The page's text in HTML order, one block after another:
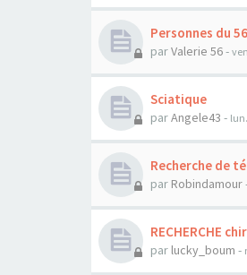
Personnes du 56
parValerie 56-
Sciatique
parAngele43 -
Recherche de
par Robindamour
RECHERCHE
par lucky_boum -